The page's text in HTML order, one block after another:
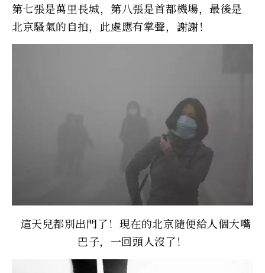
第七張是萬里長城，第八張是首都機場，最後是
北京騷氣的自拍，此處應有掌聲，謝謝！
這天兒都別出門了！現在的北京隨便給人個大嘴
巴子，一回頭人沒了！